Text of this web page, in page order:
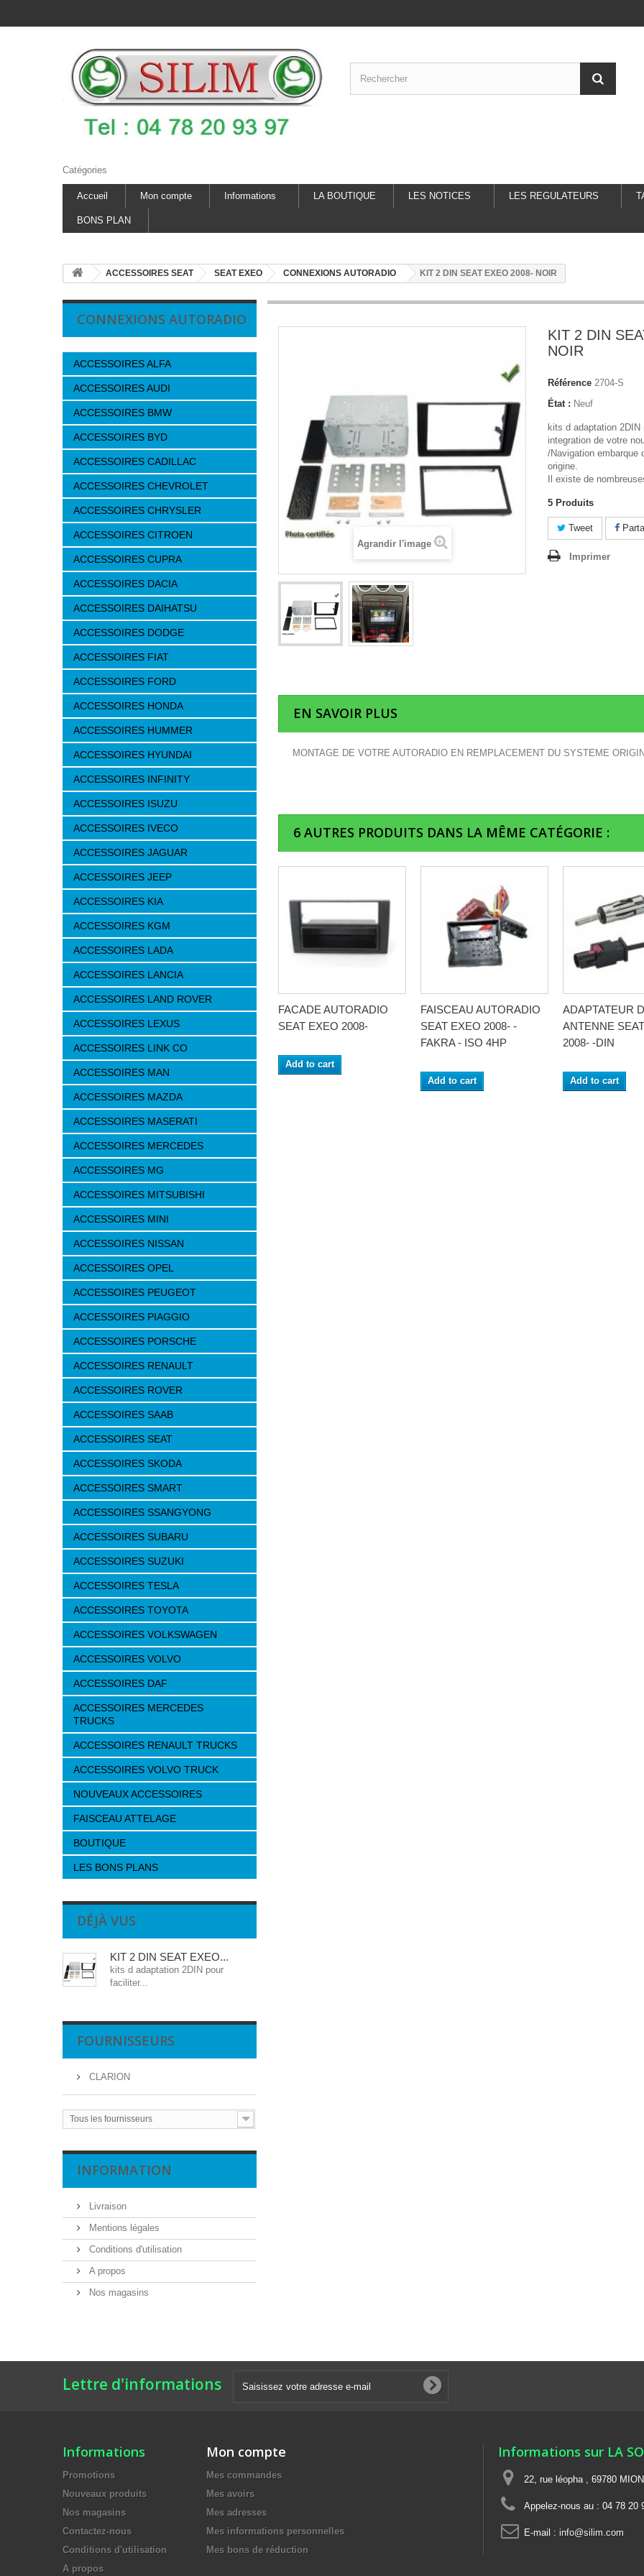
Catégories
Accueil Mon compte Informations LA BOUTIQUE LES NOTICES LES REGULATEURS
BONS PLAN
ACCESSOIRES SEAT SEAT EXEO CONNEXIONS AUTORADIO KIT 2 DIN SEAT EXEO 2008- NOIR
CONNEXIONS AUTORADIO
ACCESSOIRES ALFA
ACCESSOIRES AUDI
ACCESSOIRES BMW
ACCESSOIRES BYD
ACCESSOIRES CADILLAC
ACCESSOIRES CHEVROLET
ACCESSOIRES CHRYSLER
ACCESSOIRES CITROEN
ACCESSOIRES CUPRA
ACCESSOIRES DACIA
ACCESSOIRES DAIHATSU
ACCESSOIRES DODGE
ACCESSOIRES FIAT
ACCESSOIRES FORD
ACCESSOIRES HONDA
ACCESSOIRES HUMMER
ACCESSOIRES HYUNDAI
ACCESSOIRES INFINITY
ACCESSOIRES ISUZU
ACCESSOIRES IVECO
ACCESSOIRES JAGUAR
ACCESSOIRES JEEP
ACCESSOIRES KIA
ACCESSOIRES KGM
ACCESSOIRES LADA
ACCESSOIRES LANCIA
ACCESSOIRES LAND ROVER
ACCESSOIRES LEXUS
ACCESSOIRES LINK CO
ACCESSOIRES MAN
ACCESSOIRES MAZDA
ACCESSOIRES MASERATI
ACCESSOIRES MERCEDES
ACCESSOIRES MG
ACCESSOIRES MITSUBISHI
ACCESSOIRES MINI
ACCESSOIRES NISSAN
ACCESSOIRES OPEL
ACCESSOIRES PEUGEOT
ACCESSOIRES PIAGGIO
ACCESSOIRES PORSCHE
ACCESSOIRES RENAULT
ACCESSOIRES ROVER
ACCESSOIRES SAAB
ACCESSOIRES SEAT
ACCESSOIRES SKODA
ACCESSOIRES SMART
ACCESSOIRES SSANGYONG
ACCESSOIRES SUBARU
ACCESSOIRES SUZUKI
ACCESSOIRES TESLA
ACCESSOIRES TOYOTA
ACCESSOIRES VOLKSWAGEN
ACCESSOIRES VOLVO
ACCESSOIRES DAF
ACCESSOIRES MERCEDES
TRUCKS
ACCESSOIRES RENAULT TRUCKS
ACCESSOIRES VOLVO TRUCK
NOUVEAUX ACCESSOIRES
FAISCEAU ATTELAGE
BOUTIQUE
LES BONS PLANS
DÉJÀ VUS
KIT 2 DIN SEAT EXEO...
kits d adaptation 2DIN pour
faciliter...
FOURNISSEURS
CLARION
Tous les fournisseurs
INFORMATION
Livraison
Mentions légales
Conditions d'utilisation
A propos
Nos magasins
Agrandir l'image
KIT 2 DIN
NOIR
Référence 2704-S
État : Neuf
kits d adaptation
integration de votre
/Navigation embarque
origine.
Il existe de
5 Produits
Tweet
Imprimer
EN SAVOIR PLUS
MONTAGE DE VOTRE AUTORADIO EN REMPLACEMENT DU SYSTEME
6 AUTRES PRODUITS DANS LA MÊME CATÉGORIE :
FACADE AUTORADIO
SEAT EXEO 2008-
Add to cart
FAISCEAU AUTORADIO
SEAT EXEO 2008- -
FAKRA - ISO 4HP
Add to cart
ADAPTATEUR D
ANTENNE
2008- -DIN
Add to cart
Lettre d'informations
Informations
Promotions
Nouveaux produits
Nos magasins
Contactez-nous
Conditions d'utilisation
A propos
Mon compte
Mes commandes
Mes avoirs
Mes adresses
Mes informations personnelles
Mes bons de réduction
Informations sur LA
22, rue léopha , 69780
Appelez-nous au : 04 78 20
E-mail : info@silim.com